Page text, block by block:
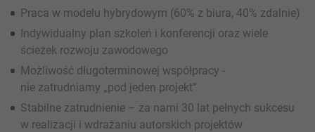
Praca w modelu hybrydowym (60% z biura, 40% zdalnie)
Indywidualny plan szkoleń i konferencji oraz wiele
ścieżek rozwoju zawodowego
Możliwość długoterminowej współpracy -
nie zatrudniamy „pod jeden projekt”
Stabilne zatrudnienie – za nami 30 lat pełnych sukcesu
w realizacji i wdrażaniu autorskich projektów